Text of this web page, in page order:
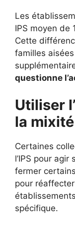
Les
IPS moyen de
Cette
familles
questionne
Utiliser
la
Certaines
l’IPS pour
fermer
pour
spécifique.